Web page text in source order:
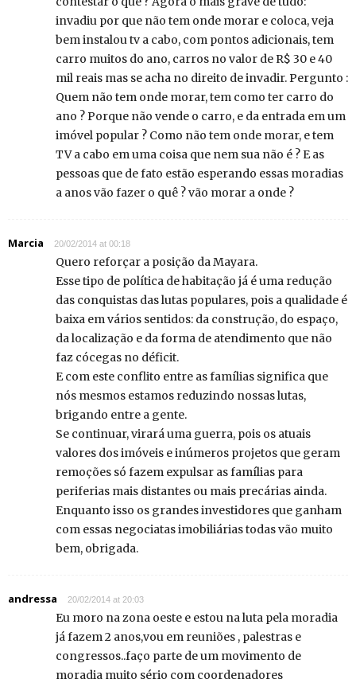
invadiu por que não tem onde morar e coloca, veja
bem instalou tv a cabo, com pontos adicionais, tem
carro muitos do ano, carros no valor de R$ 30 e 40
mil reais mas se acha no direito de invadir. Pergunto :
Quem não tem onde morar, tem como ter carro do
ano ? Porque não vende o carro, e da entrada em um
imóvel popular ? Como não tem onde morar, e tem
TV a cabo em uma coisa que nem sua não é ? E as
pessoas que de fato estão esperando essas moradias
a anos vão fazer o quê ? vão morar a onde ?
Marcia 20/02/2014 at 00:18
Quero reforçar a posição da Mayara.
Esse tipo de política de habitação já é uma redução
das conquistas das lutas populares, pois a qualidade é
baixa em vários sentidos: da construção, do espaço,
da localização e da forma de atendimento que não
faz cócegas no déficit.
E com este conflito entre as famílias significa que
nós mesmos estamos reduzindo nossas lutas,
brigando entre a gente.
Se continuar, virará uma guerra, pois os atuais
valores dos imóveis e inúmeros projetos que geram
remoções só fazem expulsar as famílias para
periferias mais distantes ou mais precárias ainda.
Enquanto isso os grandes investidores que ganham
com essas negociatas imobiliárias todas vão muito
bem, obrigada.
andressa 20/02/2014 at 20:03
Eu moro na zona oeste e estou na luta pela moradia
já fazem 2 anos,vou em reuniões , palestras e
congressos..faço parte de um movimento de
moradia muito sério com coordenadores